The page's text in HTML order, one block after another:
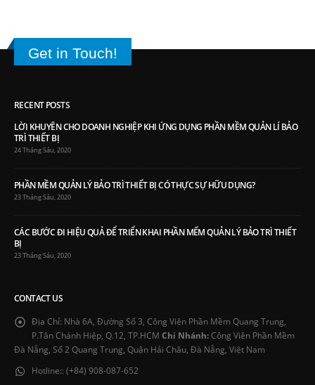
Get in Touch!
RECENT POSTS
LỜI KHUYÊN CHO DOANH NGHIỆP KHI ỨNG DỤNG PHẦN MỀM QUẢN LÍ BẢO
TRÌ THIẾT BỊ
24 Tháng Sáu, 2020
PHẦN MỀM QUẢN LÝ BẢO TRÌ THIẾT BỊ CÓ THỰC SỰ HỮU DỤNG?
23 Tháng Sáu, 2020
CÁC BƯỚC ĐI HIỆU QUẢ ĐỂ TRIỂN KHAI PHẦN MẾM QUẢN LÝ BẢO TRÌ THIẾT
BỊ
23 Tháng Sáu, 2020
CONTACT US
Địa Chỉ: Nhà 6A, Đường Số 3, Công Viên Phần Mềm Quang Trung,
P.Tân Chánh Hiệp, Q.12, TP.HCM Chi Nhánh:Công Viên Phần Mềm
Đà Nẵng, Số 2 Quang Trung, Quận Hải Châu, Đà Nẵng, Việt Nam
Hotline:: (+84) 908-087-652